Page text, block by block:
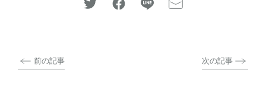
前の記事 次の記事